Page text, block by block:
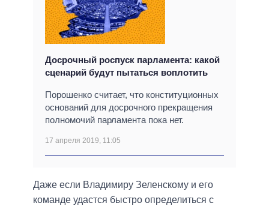
Досрочный роспуск парламента: какой
сценарий будут пытаться воплотить
Порошенко считает, что конституционных
оснований для досрочного прекращения
полномочий парламента пока нет.
17 апреля 2019, 11:05
Даже если Владимиру Зеленскому и его
команде удастся быстро определиться с